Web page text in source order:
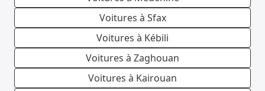
Voitures à Sfax
Voitures à Kébili
Voitures à Zaghouan
Voitures à Kairouan